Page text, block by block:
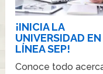
¡INICIA LA
UNIVERSIDAD EN
LÍNEA SEP!
Conoce todo